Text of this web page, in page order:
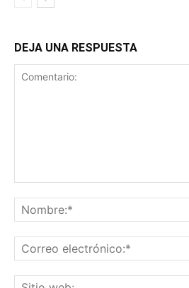
DEJA UNA RESPUESTA